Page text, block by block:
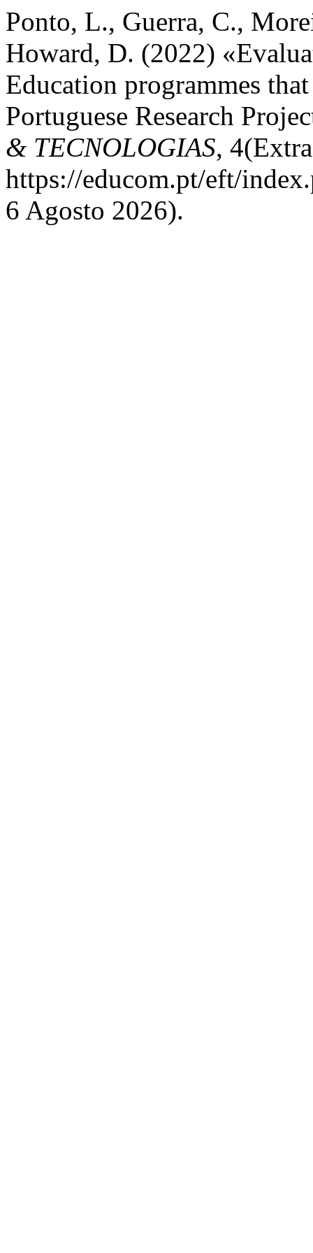
Ponto, L., Guerra, C.,
Howard, D. (2022)
Education programmes
Portuguese Research
& TECNOLOGIAS,
https://educom.pt/eft/
6 Agosto 2026).